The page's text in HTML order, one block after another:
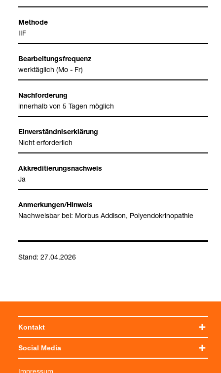
Methode
IIF
Bear­bei­tungs­fre­quenz
werk­täg­lich (Mo - Fr)
Nach­for­de­rung
inner­halb von 5 Tagen mög­lich
Ein­ver­ständ­nis­er­klä­rung
Nicht erfor­der­lich
Akkre­di­tie­rungs­nach­weis
Ja
Anmer­kun­gen/Hin­weis
Nach­weis­bar bei: Mor­bus Addi­son, Poly­en­do­kri­no­pa­thie
Stand: 27.04.2026
Kontakt
Social Media
Impressum